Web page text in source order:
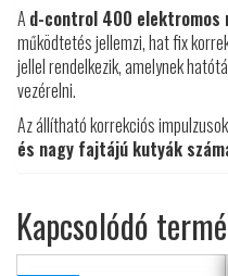
A d-control 400 elektromos
működtetés jellemzi, hat fix
jellel rendelkezik, amelynek
vezérelni.
Az állítható korrekciós
és nagy fajtájú kutyák
Kapcsolódó